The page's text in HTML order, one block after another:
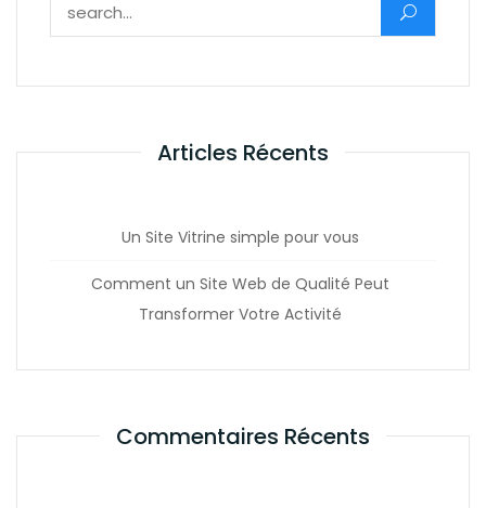
Articles Récents
Un Site Vitrine simple pour vous
Comment un Site Web de Qualité Peut
Transformer Votre Activité
Commentaires Récents